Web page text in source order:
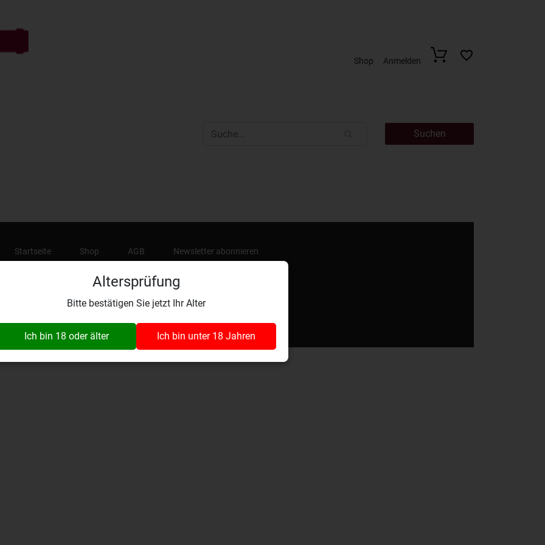
Altersprüfung
Bitte bestätigen Sie jetzt Ihr Alter
Ich bin 18 oder älter Ich bin unter 18 Jahren
Shop Anmelden
Suchen
Startseite Shop AGB Newsletter abonnieren
Wynaustrasse 1